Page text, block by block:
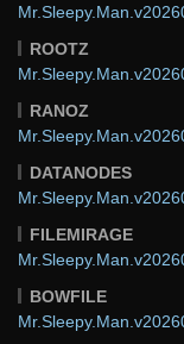
ROOTZ
RANOZ
DATANODES
FILEMIRAGE
BOWFILE